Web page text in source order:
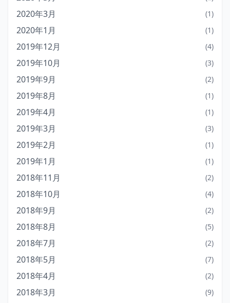
2020年3月 (1)
2020年1月 (1)
2019年12月 (4)
2019年10月 (3)
2019年9月 (2)
2019年8月 (1)
2019年4月 (1)
2019年3月 (3)
2019年2月 (1)
2019年1月 (1)
2018年11月 (2)
2018年10月 (4)
2018年9月 (2)
2018年8月 (5)
2018年7月 (2)
2018年5月 (7)
2018年4月 (2)
2018年3月 (9)